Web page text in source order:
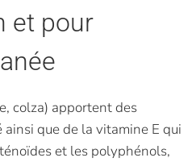
et pour
colza) apportent des
que de la vitamine E qui
et les polyphénols,